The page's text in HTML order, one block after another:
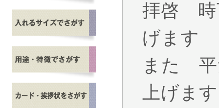
拝啓 時
げます
また 平
上げます